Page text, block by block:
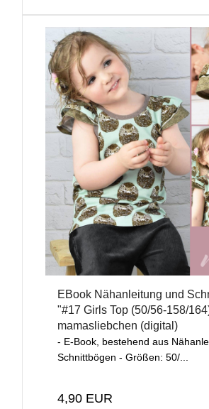
EBook Nähanleitung und
"#17 Girls Top (50/56-158/
mamasliebchen (digital)
- E-Book, bestehend aus
Schnittbögen - Größen: 50/...
4,90 EUR